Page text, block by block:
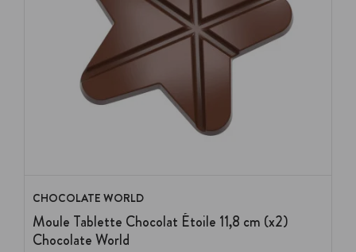
CHOCOLATE WORLD
Moule Tablette Chocolat Étoile 11,8 cm (x2)
Chocolate World